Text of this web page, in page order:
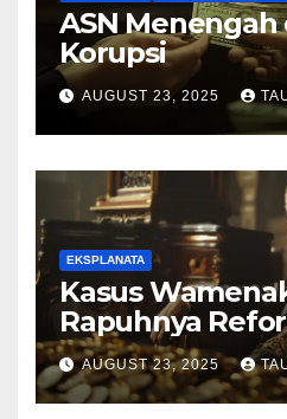
ASN Menengah
Korupsi
AUGUST 23, 2025
EKSPLANATA
Kasus
Rapuhnya
Birokrasi
AUGUST 23, 2025